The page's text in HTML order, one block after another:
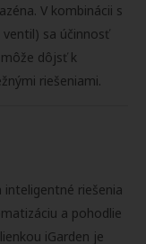
V kombinácii s
sa účinnosť
dôjsť k
riešeniami.
inteligentné riešenia
a pohodlie
iGarden je